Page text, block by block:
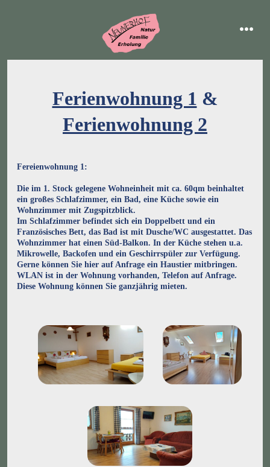
menü
Ferienwohnung 1 &
Ferienwohnung 2
Fereienwohnung 1:
Die im 1. Stock gelegene Wohneinheit mit ca. 60qm beinhaltet
ein großes Schlafzimmer, ein Bad, eine Küche sowie ein
Wohnzimmer mit Zugspitzblick.
Im Schlafzimmer befindet sich ein Doppelbett und ein
Französisches Bett, das Bad ist mit Dusche/WC ausgestattet. Das
Wohnzimmer hat einen Süd-Balkon. In der Küche stehen u.a.
Mikrowelle, Backofen und ein Geschirrspüler zur Verfügung.
Gerne können Sie hier auf Anfrage ein Haustier mitbringen.
WLAN ist in der Wohnung vorhanden, Telefon auf Anfrage.
Diese Wohnung können Sie ganzjährig mieten.